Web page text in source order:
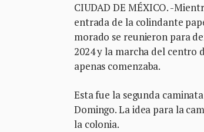
CIUDAD DE MÉXICO. -
entrada de la colindante
morado se reunieron para
2024 y la marcha del centro
apenas comenzaba.
Esta fue la segunda
Domingo. La idea para la
la colonia.